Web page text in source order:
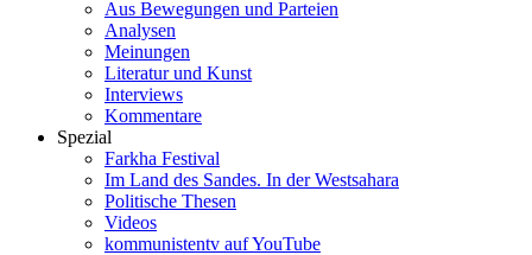
Aus Bewegungen und Parteien
Analysen
Meinungen
Literatur und Kunst
Interviews
Kommentare
Spezial
Farkha Festival
Im Land des Sandes. In der Westsahara
Politische Thesen
Videos
kommunistentv auf YouTube